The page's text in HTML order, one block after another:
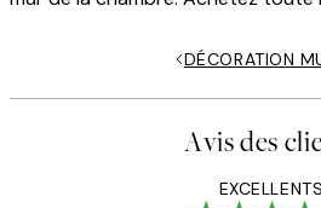
DÉCORATION
Avis des
EXCELLENTS